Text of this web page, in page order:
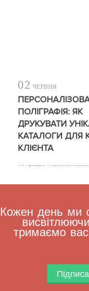
02 ЧЕРВНЯ
ПОЛІГРАФІЯ: ЯК
ДРУКУВАТИ
КАТАЛОГИ ДЛЯ
КЛІЄНТА
Як працює
Кожен день ми
висвітлюючи
тримаємо вас